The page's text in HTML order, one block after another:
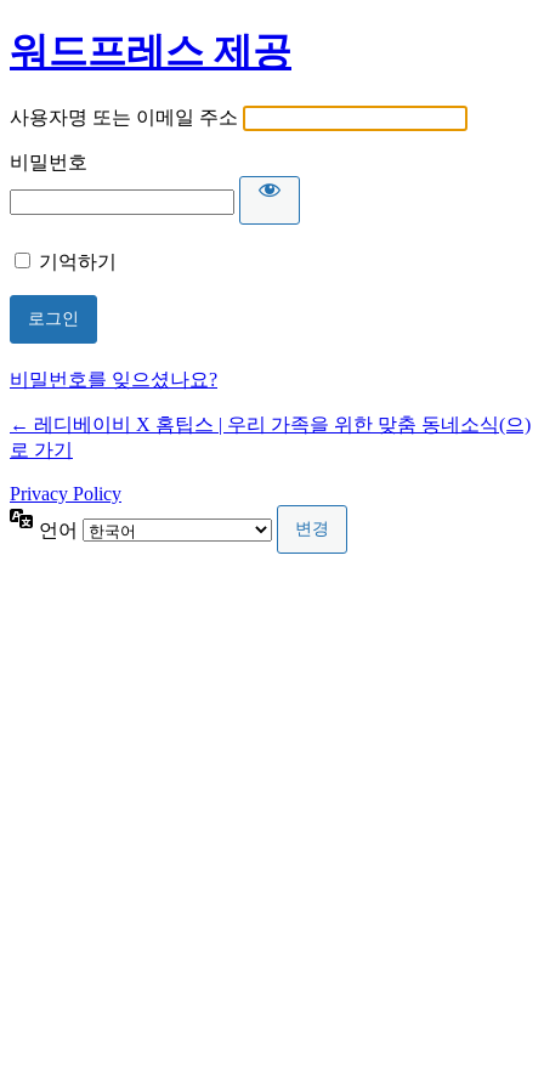
워드프레스 제공
사용자명 또는 이메일 주소
비밀번호
기억하기
비밀번호를 잊으셨나요?
← 레디베이비 X 홈팁스 | 우리 가족을 위한 맞춤 동네소식(으)
로 가기
Privacy Policy
언어